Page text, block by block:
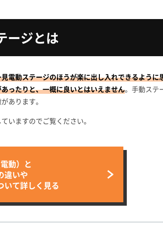
ージとは
電動ステージのほうが楽に出し入れできるように
ったりと、一概に良いとはいえません。手動ステ
あります。
いますのでご覧ください。
動）と
違いや
いて詳しく見る